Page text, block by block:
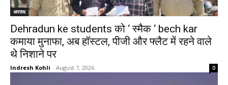
अपराध
Dehradun ke students को ‘ स्मैक ‘ bech kar
कमाया मुनाफा, अब हॉस्टल, पीजी और फ्लैट में रहने वाले
थे निशाने पर
Indresh Kohli - August 7, 2026 0